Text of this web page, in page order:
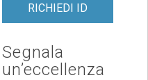
RICHIEDI ID
Segnala
un’eccellenza